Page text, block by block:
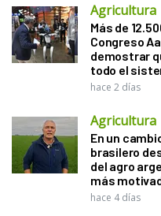
Agricultura
Más de
Congreso
demostrar
todo el
hace 2 días
Agricultura
En un
brasilero
del agro
más
hace 4 días